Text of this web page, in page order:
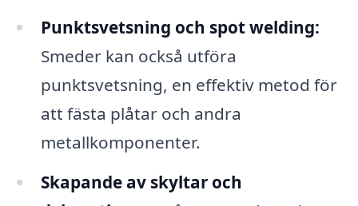
Punktsvetsning och spot welding:
Smeder kan också utföra
punktsvetsning, en effektiv metod för
att fästa plåtar och andra
metallkomponenter.
Skapande av skyltar och